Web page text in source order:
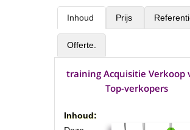
Inhoud Prijs
Offerte.
training Acquisitie Verkoop
Top-verkopers
Inhoud: